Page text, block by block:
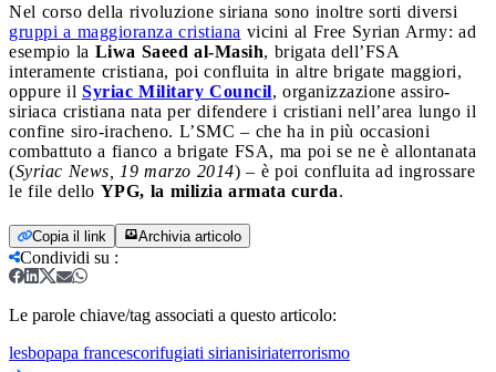
Nel corso della rivoluzione siriana sono inoltre sorti diversi
gruppi a maggioranza cristiana vicini al Free Syrian Army: ad
esempio la Liwa Saeed al-Masih, brigata dell’FSA
interamente cristiana, poi confluita in altre brigate maggiori,
oppure il Syriac Military Council, organizzazione assiro-
siriaca cristiana nata per difendere i cristiani nell’area lungo il
confine siro-iracheno. L’SMC – che ha in più occasioni
combattuto a fianco a brigate FSA, ma poi se ne è allontanata
(Syriac News, 19 marzo 2014) – è poi confluita ad ingrossare
le file dello YPG, la milizia armata curda.
Copia il link Archivia articolo
Condividi su :
Le parole chiave/tag associati a questo articolo:
lesbopapa francescorifugiati sirianisiriaterrorismo